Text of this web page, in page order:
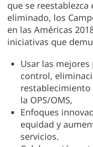
que se
eliminado, los
en las Américas
iniciativas que
Usar las
control,
la OPS/OMS,
Enfoques
equidad y
servicios.